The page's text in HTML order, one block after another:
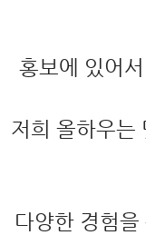
홍보에 있어
저희 올하우는
다양한 경험